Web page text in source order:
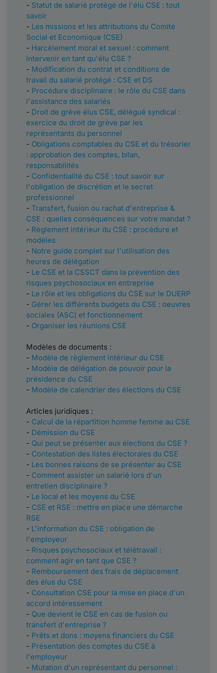
- Statut de salarié protégé de l'élu CSE : tout
savoir
​​​​​​- Les missions et les attributions du Comité
Social et Economique (CSE)
- Harcèlement moral et sexuel : comment
intervenir en tant qu'élu CSE ?
- Modification du contrat et conditions de
travail du salarié protégé : CSE et DS
- Procédure disciplinaire : le rôle du CSE dans
l'assistance des salariés
- Droit de grève élus CSE, délégué syndical :
exercice du droit de grève par les
représentants du personnel
- Obligations comptables du CSE et du trésorier
: approbation des comptes, bilan,
responsabilités
- Confidentialité du CSE : tout savoir sur
l'obligation de discrétion et le secret
professionnel
- Transfert, fusion ou rachat d'entreprise &
CSE : quelles conséquences sur votre mandat ?
- Règlement intérieur du CSE : procédure et
modèles
​​​​​- Notre guide complet sur l'utilisation des
heures de délégation
- Le CSE et la CSSCT dans la prévention des
risques psychosociaux en entreprise
- Le rôle et les obligations du CSE sur le DUERP
- Gérer les différents budgets du CSE : oeuvres
sociales (ASC) et fonctionnement
- Organiser les réunions CSE
Modèles de documents :
- Modèle de règlement intérieur du CSE
- Modèle de délégation de pouvoir pour la
présidence du CSE
- Modèle de calendrier des élections du CSE
Articles juridiques :
- Calcul de la répartition homme femme au CSE
- Démission du CSE
- Qui peut se présenter aux élections du CSE ?
- Contestation des listes électorales du CSE
- Les bonnes raisons de se présenter au CSE
- Comment assister un salarié lors d'un
entretien disciplinaire ?
- Le local et les moyens du CSE
- CSE et RSE : mettre en place une démarche
RSE
- L'information du CSE : obligation de
l'employeur
- Risques psychosociaux et télétravail :
comment agir en tant que CSE ?
- Remboursement des frais de déplacement
des élus du CSE
- Consultation CSE pour la mise en place d'un
accord intéressement
- Que devient le CSE en cas de fusion ou
transfert d'entreprise ?
- Prêts et dons : moyens financiers du CSE
- Présentation des comptes du CSE à
l'employeur
- Mutation d'un représentant du personnel :